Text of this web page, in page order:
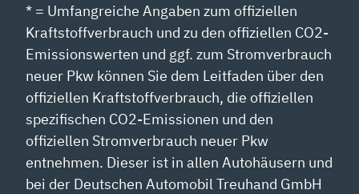
* = Umfangreiche Angaben zum offiziellen
Kraftstoffverbrauch und zu den offiziellen CO2-
Emissionswerten und ggf. zum Stromverbrauch
neuer Pkw können Sie dem Leitfaden über den
offiziellen Kraftstoffverbrauch, die offiziellen
spezifischen CO2-Emissionen und den
offiziellen Stromverbrauch neuer Pkw
entnehmen. Dieser ist in allen Autohäusern und
bei der Deutschen Automobil Treuhand GmbH